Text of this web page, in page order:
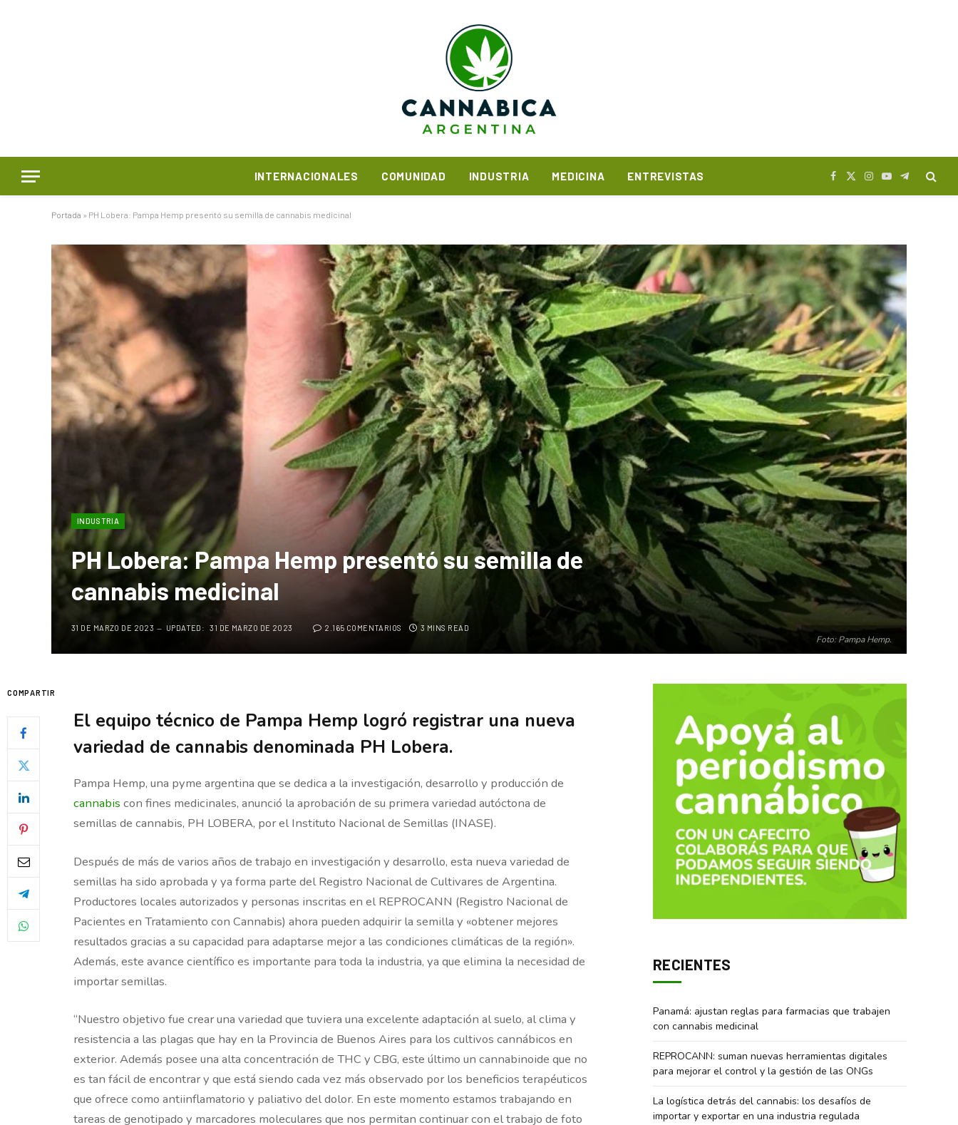
INTERNACIONALES COMUNIDAD INDUSTRIA MEDICINA ENTREVISTAS Facebook
X
(Twitter)
Instagram
YouTubeTelegram
Portada » PH Lobera: Pampa Hemp presentó su semilla de cannabis medicinal
Foto: Pampa Hemp.
INDUSTRIA
PH Lobera: Pampa Hemp presentó su semilla de
cannabis medicinal
31 DE MARZO DE 2023 UPDATED: 31 DE MARZO DE 2023 2.165 COMENTARIOS 3 MINS READ
COMPARTIR
El equipo técnico de Pampa Hemp logró registrar una nueva
variedad de cannabis denominada PH Lobera.
Pampa Hemp, una pyme argentina que se dedica a la investigación, desarrollo y producción de
cannabis con fines medicinales, anunció la aprobación de su primera variedad autóctona de
semillas de cannabis, PH LOBERA, por el Instituto Nacional de Semillas (INASE).
Después de más de varios años de trabajo en investigación y desarrollo, esta nueva variedad de
semillas ha sido aprobada y ya forma parte del Registro Nacional de Cultivares de Argentina.
Productores locales autorizados y personas inscritas en el REPROCANN (Registro Nacional de
Pacientes en Tratamiento con Cannabis) ahora pueden adquirir la semilla y «obtener mejores
resultados gracias a su capacidad para adaptarse mejor a las condiciones climáticas de la región».
Además, este avance científico es importante para toda la industria, ya que elimina la necesidad de
importar semillas.
“Nuestro objetivo fue crear una variedad que tuviera una excelente adaptación al suelo, al clima y
resistencia a las plagas que hay en la Provincia de Buenos Aires para los cultivos cannábicos en
exterior. Además posee una alta concentración de THC y CBG, este último un cannabinoide que no
es tan fácil de encontrar y que está siendo cada vez más observado por los beneficios terapéuticos
que ofrece como antiinflamatorio y paliativo del dolor. En este momento estamos trabajando en
tareas de genotipado y marcadores moleculares que nos permitan continuar con el trabajo de foto
RECIENTES
Panamá: ajustan reglas para farmacias que trabajen
con cannabis medicinal
REPROCANN: suman nuevas herramientas digitales
para mejorar el control y la gestión de las ONGs
La logística detrás del cannabis: los desafíos de
importar y exportar en una industria regulada